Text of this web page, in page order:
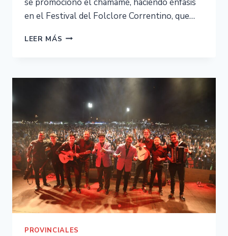
en el Festival del Folclore Correntino, que…
LEER MÁS
PROVINCIALES